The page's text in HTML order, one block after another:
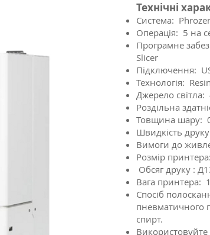
Технічні
Система:
Операція: 5 на
Програмне
Slicer
Підключення:
Технологія:
Джерело
Роздільна
Товщина шару:
Швидкість
Вимоги до
Розмір
Обсяг друку :
Вага принтера:
Спосіб
пневматичного
спирт.
Використовуйте